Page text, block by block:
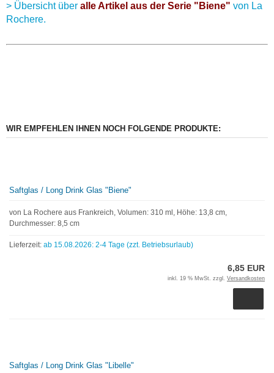
> Übersicht über alle Artikel aus der Serie "Biene" von La
Rochere.
WIR EMPFEHLEN IHNEN NOCH FOLGENDE PRODUKTE:
Saftglas / Long Drink Glas "Biene"
von La Rochere aus Frankreich, Volumen: 310 ml, Höhe: 13,8 cm,
Durchmesser: 8,5 cm
Lieferzeit: ab 15.08.2026: 2-4 Tage (zzt. Betriebsurlaub)
6,85 EUR
inkl. 19 % MwSt. zzgl. Versandkosten
Saftglas / Long Drink Glas "Libelle"